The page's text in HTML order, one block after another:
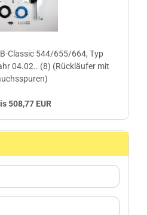
Classic 544/655/664, Typ
04.02.. (8) (Rückläufer mit
508,77 EUR